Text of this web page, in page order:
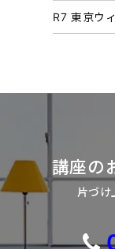
R7 東京ウ
講座の
片づ